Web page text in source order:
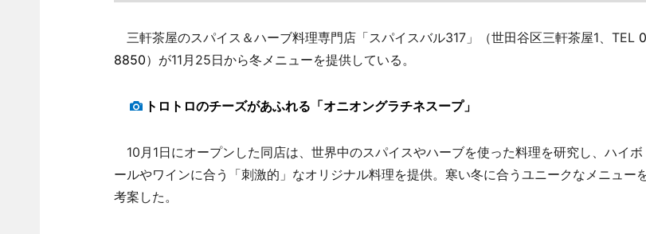
三軒茶屋のスパイス＆ハーブ料理専門店「スパイスバル317」（世田谷区三軒茶屋1、TEL
8850）が11月25日から冬メニューを提供している。
トロトロのチーズがあふれる「オニオングラチネスープ」
10月1日にオープンした同店は、世界中のスパイスやハーブを使った料理を研究し、ハイボ
ールやワインに合う「刺激的」なオリジナル料理を提供。寒い冬に合うユニークなメニュー
考案した。